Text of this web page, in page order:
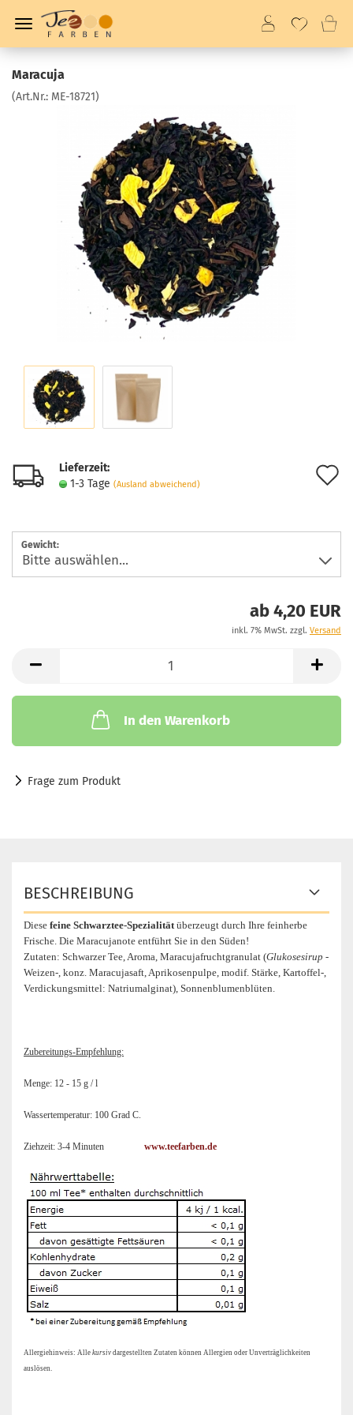
Maracuja
(Art.Nr.: ME-18721)
Lieferzeit:
1-3 Tage (Ausland abweichend)
Gewicht:
ab 4,20 EUR
inkl. 7% MwSt. zzgl. Versand
In den Warenkorb
Frage zum Produkt
BESCHREIBUNG
Diese feine Schwarztee-Spezialitätüberzeugt durch Ihre feinherbe
Frische. Die Maracujanote entführt Sie in den Süden!
Zutaten: Schwarzer Tee, Aroma, Maracujafruchtgranulat (Glukosesirup -
Weizen-, konz. Maracujasaft, Aprikosenpulpe, modif. Stärke, Kartoffel-,
Verdickungsmittel: Natriumalginat), Sonnenblumenblüten.
Zubereitungs-Empfehlung:
Menge: 12 - 15 g / l
Wassertemperatur: 100 Grad C.
Ziehzeit: 3-4 Minuten www.teefarben.de
Allergiehinweis: Alle kursiv dargestellten Zutaten können Allergien oder Unverträglichkeiten
auslösen.